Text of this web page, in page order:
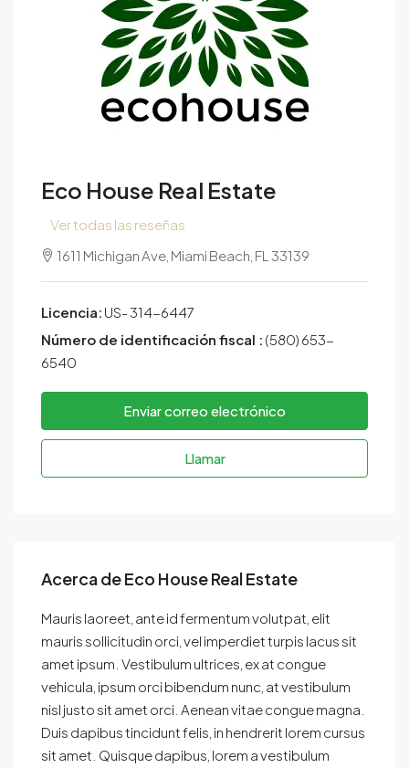
Eco House Real Estate
Ver todas las reseñas
1611 Michigan Ave, Miami Beach, FL 33139
Licencia: US- 314-6447
Número de identificación fiscal : (580) 653-
6540
Enviar correo electrónico
Llamar
Acerca de Eco House Real Estate
Mauris laoreet, ante id fermentum volutpat, elit
mauris sollicitudin orci, vel imperdiet turpis lacus sit
amet ipsum. Vestibulum ultrices, ex at congue
vehicula, ipsum orci bibendum nunc, at vestibulum
nisl justo sit amet orci. Aenean vitae congue magna.
Duis dapibus tincidunt felis, in hendrerit lorem cursus
sit amet. Quisque dapibus, lorem a vestibulum